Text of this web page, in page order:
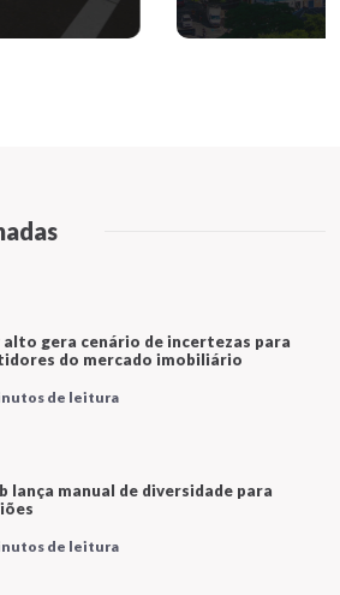
alto gera cenário de incertezas para
do mercado imobiliário
de leitura
lança manual de diversidade para
de leitura